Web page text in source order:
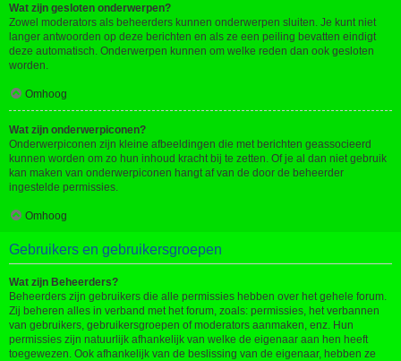
Wat zijn gesloten onderwerpen?
Zowel moderators als beheerders kunnen onderwerpen sluiten. Je kunt niet
langer antwoorden op deze berichten en als ze een peiling bevatten eindigt
deze automatisch. Onderwerpen kunnen om welke reden dan ook gesloten
worden.
Omhoog
Wat zijn onderwerpiconen?
Onderwerpiconen zijn kleine afbeeldingen die met berichten geassocieerd
kunnen worden om zo hun inhoud kracht bij te zetten. Of je al dan niet gebruik
kan maken van onderwerpiconen hangt af van de door de beheerder
ingestelde permissies.
Omhoog
Gebruikers en gebruikersgroepen
Wat zijn Beheerders?
Beheerders zijn gebruikers die alle permissies hebben over het gehele forum.
Zij beheren alles in verband met het forum, zoals: permissies, het verbannen
van gebruikers, gebruikersgroepen of moderators aanmaken, enz. Hun
permissies zijn natuurlijk afhankelijk van welke de eigenaar aan hen heeft
toegewezen. Ook afhankelijk van de beslissing van de eigenaar, hebben ze